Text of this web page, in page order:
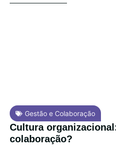
Gestão e Colaboração
Cultura
colaboração?